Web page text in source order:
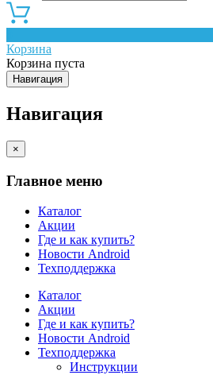
Корзина
Корзина пуста
Навигация
Навигация
×
Главное меню
Каталог
Акции
Где и как купить?
Новости Android
Техподдержка
Каталог
Акции
Где и как купить?
Новости Android
Техподдержка
Инструкции